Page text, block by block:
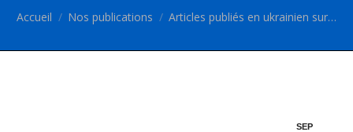
Vous êtes ici :
Accueil Nos publications Articles publiés en ukrainien sur…
SEP